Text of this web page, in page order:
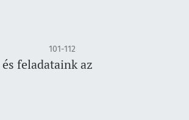
101-112
feladataink az